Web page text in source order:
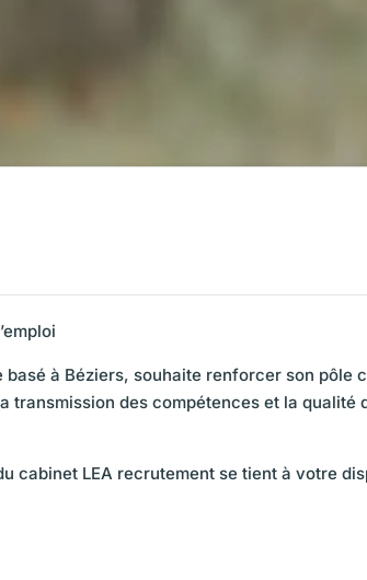
à Béziers, souhaite renforcer son pôle
transmission des compétences et la qualité
cabinet LEA recrutement se tient à votre